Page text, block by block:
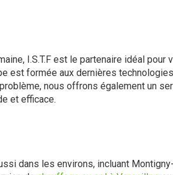
I.S.T.F est le partenaire idéal pour
est formée aux dernières
nous offrons également un
et efficace.
dans les environs, incluant